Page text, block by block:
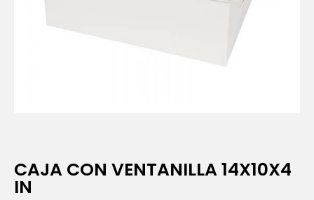
CAJA CON VENTANILLA 14X10X4
IN